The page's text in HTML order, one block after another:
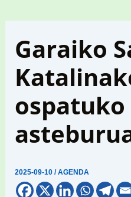
Garaiko
2025-09-10/AGENDA